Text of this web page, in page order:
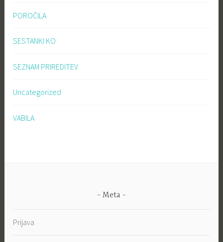
POROČILA
SESTANKI KO
SEZNAM PRIREDITEV
Uncategorized
VABILA
Meta
Prijava